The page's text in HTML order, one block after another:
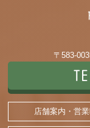
〒583-
店舗案内・営